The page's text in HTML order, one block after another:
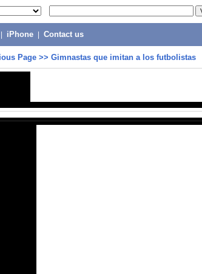
iPhone Contact us
Page >> Gimnastas que imitan a los futbolistas